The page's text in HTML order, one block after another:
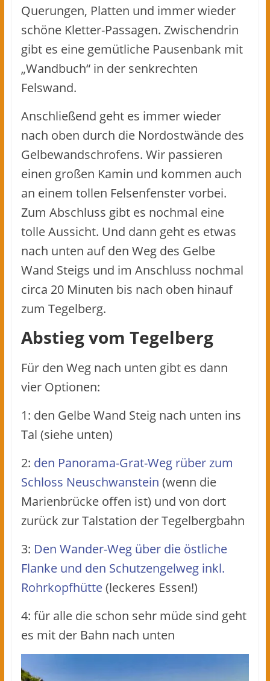
Querungen, Platten und immer wieder
schöne Kletter-Passagen. Zwischendrin
gibt es eine gemütliche Pausenbank mit
„Wandbuch“ in der senkrechten
Felswand.
Anschließend geht es immer wieder
nach oben durch die Nordostwände des
Gelbewandschrofens. Wir passieren
einen großen Kamin und kommen auch
an einem tollen Felsenfenster vorbei.
Zum Abschluss gibt es nochmal eine
tolle Aussicht. Und dann geht es etwas
nach unten auf den Weg des Gelbe
Wand Steigs und im Anschluss nochmal
circa 20 Minuten bis nach oben hinauf
zum Tegelberg.
Abstieg vom Tegelberg
Für den Weg nach unten gibt es dann
vier Optionen:
1: den Gelbe Wand Steig nach unten ins
Tal (siehe unten)
2: den Panorama-Grat-Weg rüber zum
Schloss Neuschwanstein (wenn die
Marienbrücke offen ist) und von dort
zurück zur Talstation der Tegelbergbahn
3: Den Wander-Weg über die östliche
Flanke und den Schutzengelweg inkl.
Rohrkopfhütte(leckeres Essen!)
4: für alle die schon sehr müde sind geht
es mit der Bahn nach unten